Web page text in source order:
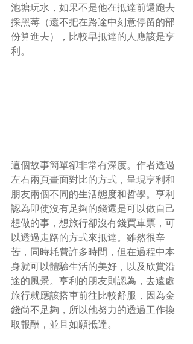
池塘玩水，如果不是他在抵達前還跑去
採黑莓（還不把在路途中刻意停留的部
份算進去），比較早抵達的人應該是亨
利。
這個故事簡單卻非常有深度。作者透過
左右兩頁畫面對比的方式，呈現亨利和
朋友兩個不同的生活態度和哲學。亨利
認為即使沒有足夠的錢還是可以做自己
想做的事，想旅行卻沒有錢買車票，可
以透過走路的方式來抵達。雖然很辛
苦，同時耗費許多時間，但在過程中本
身就可以體驗生活的美好，以及欣賞沿
途的風景。亨利的朋友則認為，去遠處
旅行就應該搭車前往比較舒服，因為金
錢尚不足夠，所以他努力的透過工作換
取報酬，並且如願抵達。